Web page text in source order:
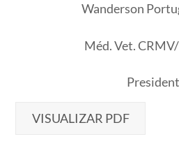
Wanderson
Méd. Vet.
VISUALIZAR PDF